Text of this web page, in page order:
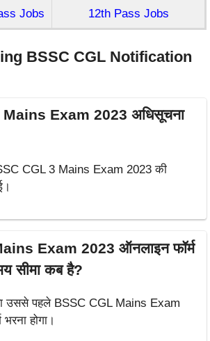
Jobs 12th Pass Jobs
BSSC CGL Notification
Exam 2023 अधिसूचना
CGL 3 Mains Exam 2023 की
Exam 2023 ऑनलाइन फॉर्म
सीमा कब है?
उससे पहले BSSC CGL Mains Exam
होगा।